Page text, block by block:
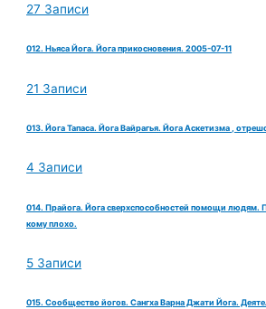
27 Записи
012. Ньяса Йога. Йога прикосновения. 2005-07-11
21 Записи
013. Йога Тапаса. Йога Вайрагья. Йога Аскетизма ,
4 Записи
014. Прайога. Йога сверхспособностей помощи людям.
кому плохо.
5 Записи
015. Сообщество йогов. Сангха Варна Джати Йога.